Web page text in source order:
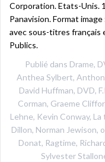
Corporation. Etats-Unis.
Panavision. Format
avec sous-titres français
Publics.
Publié dans Drame,
Anthea Sylbert,
David Huffman, DVD,
Corman, Graeme
Lehne, Kevin Conway, La
Dillon, Norman Jewison,
Donat, Ragtime,
Sylvester